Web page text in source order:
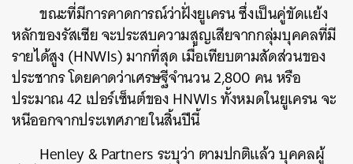
ขณะที่มีการคาดการณ์ว่าฝั่งยูเครน ซึ่งเป็นคู่ขัดแย้ง
หลักของรัสเซีย จะประสบความสูญเสียจากกลุ่มบุคคลที่มี
รายได้สูง (HNWIs) มากที่สุด เมื่อเทียบตามสัดส่วนของ
ประชากร โดยคาดว่าเศรษฐีจำนวน 2,800 คน หรือ
ประมาณ 42 เปอร์เซ็นต์ของ HNWIs ทั้งหมดในยูเครน จะ
หนีออกจากประเทศภายในสิ้นปีนี้
Henley & Partners ระบุว่า ตามปกติแล้ว บุคคลผู้